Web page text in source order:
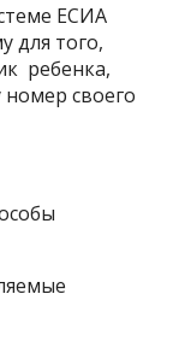
ЕСИА
для того,
ребенка,
своего